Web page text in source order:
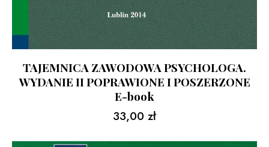
TAJEMNICA ZAWODOWA PSYCHOLOGA.
WYDANIE II POPRAWIONE I POSZERZONE
E-book
33,00 zł